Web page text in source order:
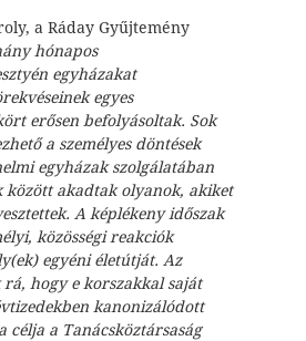
a Ráday Gyűjtemény
hónapos
egyházakat
egyes
erősen befolyásoltak. Sok
a személyes döntések
egyházak szolgálatában
akadtak olyanok, akiket
A képlékeny időszak
közösségi reakciók
egyéni életútját. Az
hogy e korszakkal saját
kanonizálódott
célja a Tanácsköztársaság